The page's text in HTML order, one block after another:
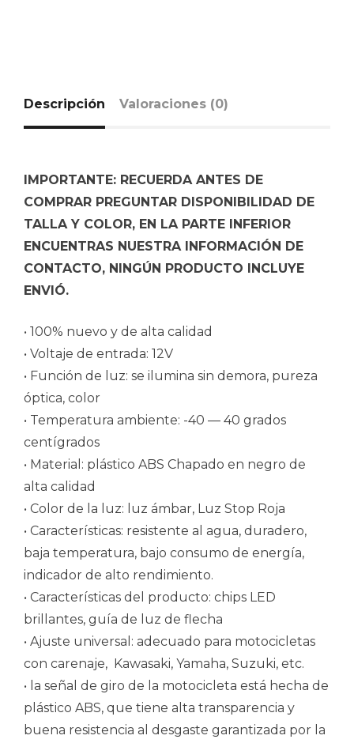
Descripción Valoraciones (0)
IMPORTANTE: RECUERDA ANTES DE
COMPRAR PREGUNTAR DISPONIBILIDAD DE
TALLA Y COLOR, EN LA PARTE INFERIOR
ENCUENTRAS NUESTRA INFORMACIÓN DE
CONTACTO, NINGÚN PRODUCTO INCLUYE
ENVIÓ.
• 100% nuevo y de alta calidad
• Voltaje de entrada: 12V
• Función de luz: se ilumina sin demora, pureza
óptica, color
• Temperatura ambiente: -40 — 40 grados
centígrados
• Material: plástico ABS Chapado en negro de
alta calidad
• Color de la luz: luz ámbar, Luz Stop Roja
• Características: resistente al agua, duradero,
baja temperatura, bajo consumo de energía,
indicador de alto rendimiento.
• Características del producto: chips LED
brillantes, guía de luz de flecha
• Ajuste universal: adecuado para motocicletas
con carenaje, Kawasaki, Yamaha, Suzuki, etc.
• la señal de giro de la motocicleta está hecha de
plástico ABS, que tiene alta transparencia y
buena resistencia al desgaste garantizada por la